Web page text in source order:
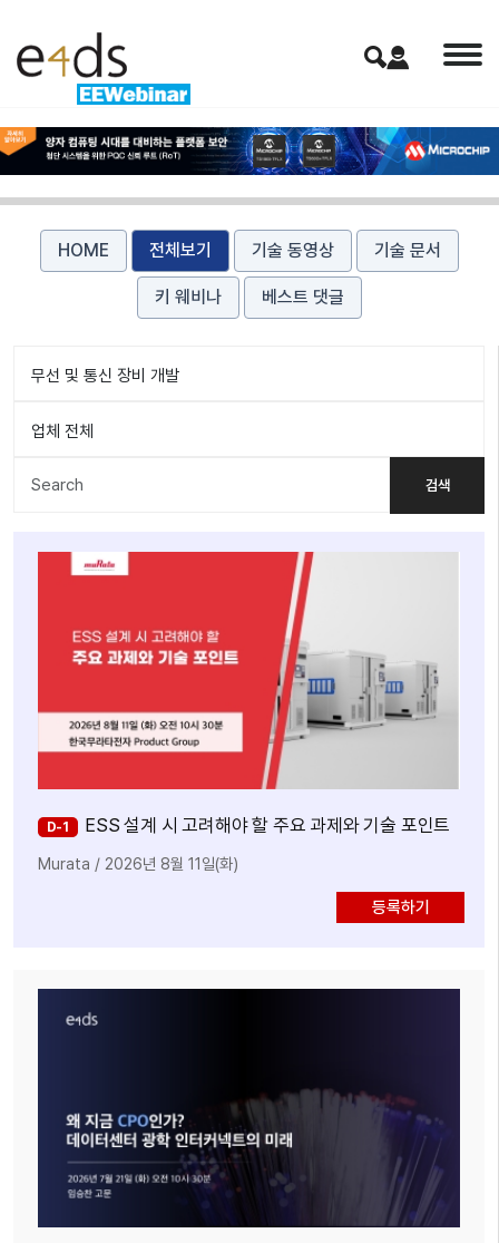
HOME 전체보기 기술 동영상 기술 문서
키 웨비나 베스트 댓글
D-1 ESS 설계 시 고려해야 할 주요 과제와 기술 포인트
Murata / 2026년 8월 11일(화)
등록하기